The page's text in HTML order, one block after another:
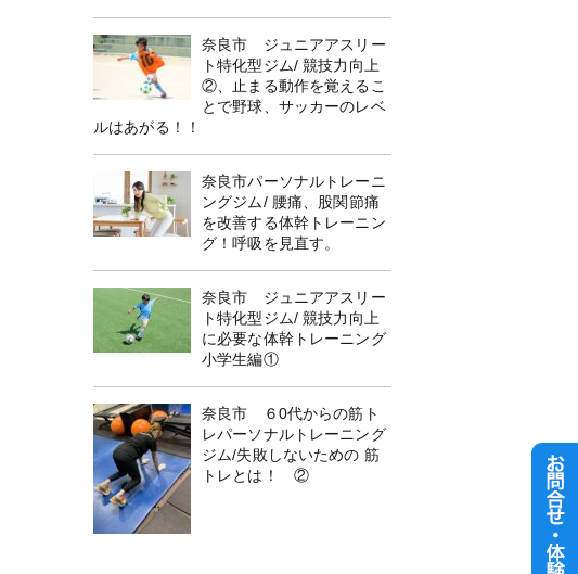
奈良市 ジュニアアスリー
ト特化型ジム/ 競技力向上
②、止まる動作を覚えるこ
とで野球、サッカーのレベ
ルはあがる！！
奈良市パーソナルトレーニ
ングジム/ 腰痛、股関節痛
を改善する体幹トレーニン
グ！呼吸を見直す。
奈良市 ジュニアアスリー
ト特化型ジム/ 競技力向上
に必要な体幹トレーニング
小学生編①
奈良市 ６0代からの筋ト
レパーソナルトレーニング
ジム/失敗しないための 筋
トレとは！ ②